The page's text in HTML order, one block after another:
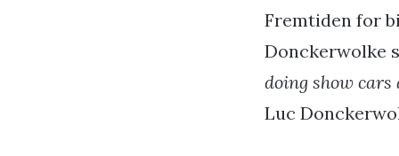
Fremtiden for
Donckerwolke
doing show cars
Luc